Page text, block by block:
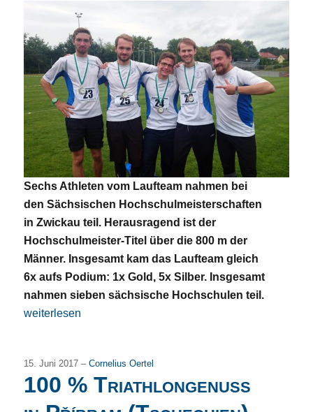
Sechs Athleten vom Laufteam nahmen bei
den Sächsischen Hochschulmeisterschaften
in Zwickau teil. Herausragend ist der
Hochschulmeister-Titel über die 800 m der
Männer. Insgesamt kam das Laufteam gleich
6x aufs Podium: 1x Gold, 5x Silber. Insgesamt
nahmen sieben sächsische Hochschulen teil.
„Ein sommerlich warmer Medaillen-Regen zur SHM
weiterlesen
15. Juni 2017 –Cornelius Oertel
100 % Triathlongenuss